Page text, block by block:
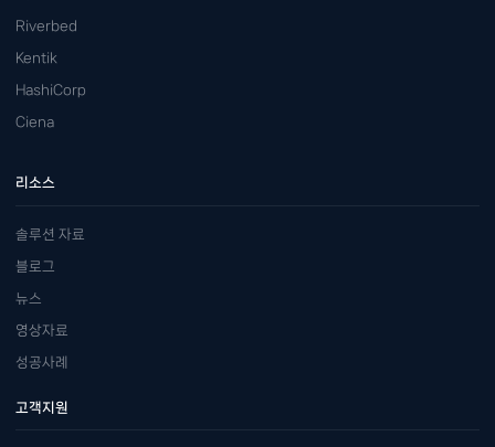
Riverbed
Kentik
HashiCorp
Ciena
리소스
솔루션 자료
블로그
뉴스
영상자료
성공사례
고객지원